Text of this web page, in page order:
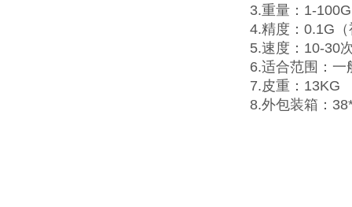
3.重量：1-100G
4.精度：0.1G
5.速度：10-30
6.适合范围：一
7.皮重：13KG
8.外包装箱：